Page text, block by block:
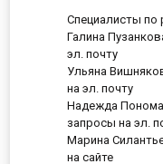
Специалисты по
Галина
эл. почту
Ульяна
на эл. почту
Надежда
запросы на эл.
Марина
на сайте